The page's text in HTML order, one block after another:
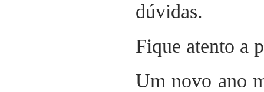
dúvidas.
Fique atento a
Um novo ano